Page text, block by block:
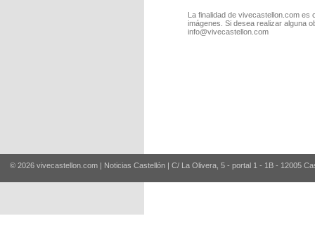
La finalidad de vivecastellon.com
imágenes. Si desea realizar alguna
info@vivecastellon.com
© 2026 vivecastellon.com | Noticias Castellón | C/ La Olivera, 5 - portal 1 - 1B - 12005